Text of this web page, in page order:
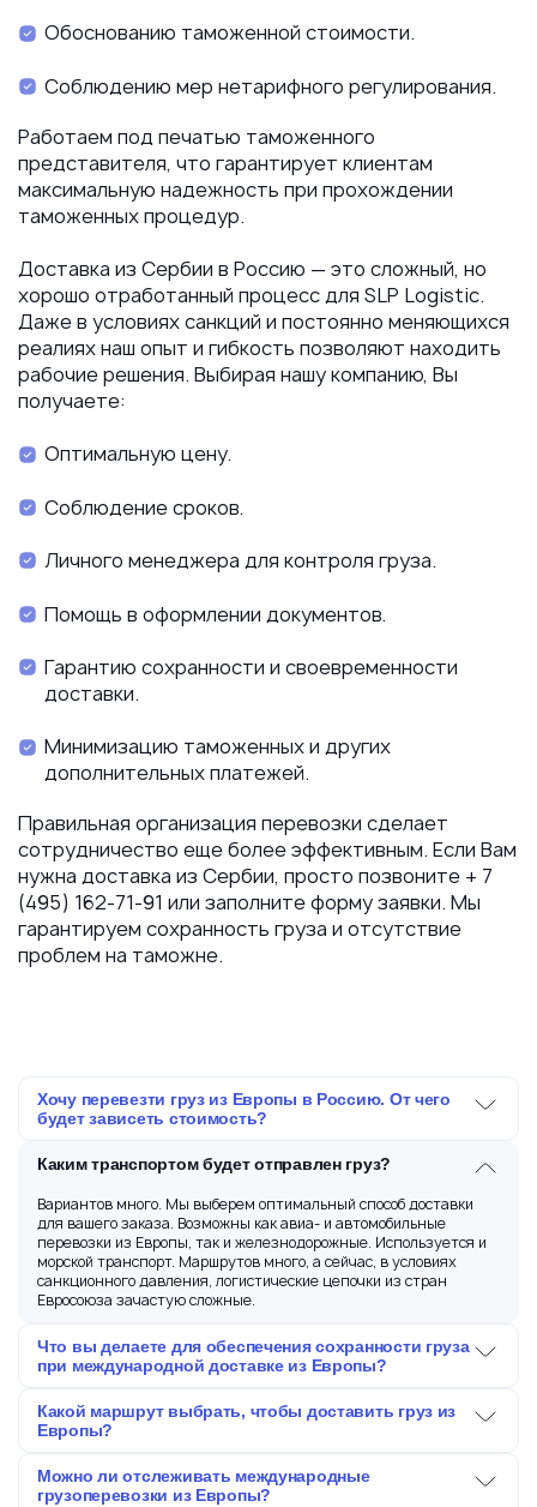
Обоснованию таможенной стоимости.
Соблюдению мер нетарифного регулирования.
Работаем под печатью таможенного
представителя, что гарантирует клиентам
максимальную надежность при прохождении
таможенных процедур.
Доставка из Сербии в Россию — это сложный, но
хорошо отработанный процесс для SLP Logistic.
Даже в условиях санкций и постоянно меняющихся
реалиях наш опыт и гибкость позволяют находить
рабочие решения. Выбирая нашу компанию, Вы
получаете:
Оптимальную цену.
Соблюдение сроков.
Личного менеджера для контроля груза.
Помощь в оформлении документов.
Гарантию сохранности и своевременности
доставки.
Минимизацию таможенных и других
дополнительных платежей.
Правильная организация перевозки сделает
сотрудничество еще более эффективным. Если Вам
нужна доставка из Сербии, просто позвоните + 7
(495) 162-71-91 или заполните форму заявки. Мы
гарантируем сохранность груза и отсутствие
проблем на таможне.
Хочу перевезти груз из Европы в Россию. От чего
будет зависеть стоимость?
Каким транспортом будет отправлен груз?
Вариантов много. Мы выберем оптимальный способ доставки
для вашего заказа. Возможны как авиа- и автомобильные
перевозки из Европы, так и железнодорожные. Используется и
морской транспорт. Маршрутов много, а сейчас, в условиях
санкционного давления, логистические цепочки из стран
Евросоюза зачастую сложные.
Что вы делаете для обеспечения сохранности груза
при международной доставке из Европы?
Какой маршрут выбрать, чтобы доставить груз из
Европы?
Можно ли отслеживать международные
грузоперевозки из Европы?